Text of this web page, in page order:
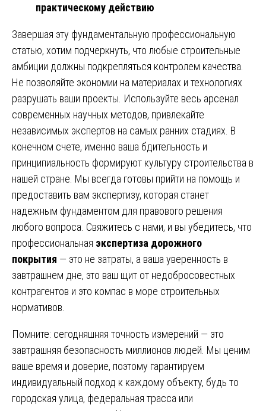
практическому действию
Завершая эту фундаментальную профессиональную
статью, хотим подчеркнуть, что любые строительные
амбиции должны подкрепляться контролем качества.
Не позволяйте экономии на материалах и технологиях
разрушать ваши проекты. Используйте весь арсенал
современных научных методов, привлекайте
независимых экспертов на самых ранних стадиях. В
конечном счете, именно ваша бдительность и
принципиальность формируют культуру строительства в
нашей стране. Мы всегда готовы прийти на помощь и
предоставить вам экспертизу, которая станет
надежным фундаментом для правового решения
любого вопроса. Свяжитесь с нами, и вы убедитесь, что
профессиональная экспертиза дорожного
покрытия — это не затраты, а ваша уверенность в
завтрашнем дне, это ваш щит от недобросовестных
контрагентов и это компас в море строительных
нормативов.
Помните: сегодняшняя точность измерений — это
завтрашняя безопасность миллионов людей. Мы ценим
ваше время и доверие, поэтому гарантируем
индивидуальный подход к каждому объекту, будь то
городская улица, федеральная трасса или